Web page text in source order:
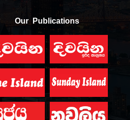
Our Publications